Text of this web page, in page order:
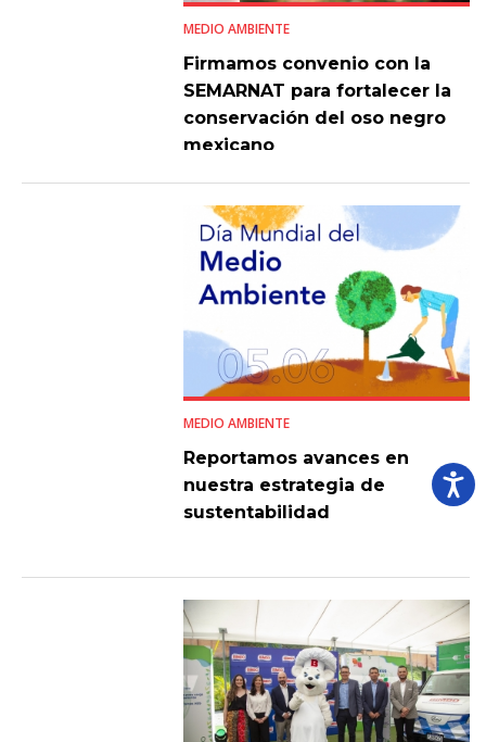
MEDIO AMBIENTE
Firmamos convenio con la
SEMARNAT para fortalecer la
conservación del oso negro
mexicano
MEDIO AMBIENTE
Reportamos avances en
nuestra estrategia de
sustentabilidad